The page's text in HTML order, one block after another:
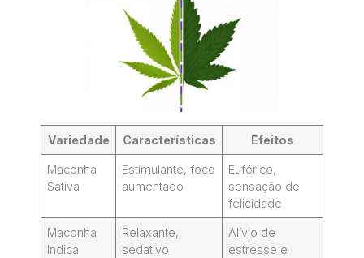
Variedade Características Efeitos
Maconha
Sativa
Estimulante, foco
aumentado
Eufórico,
sensação de
felicidade
Maconha
Indica
Relaxante,
sedativo
Alívio de
estresse e